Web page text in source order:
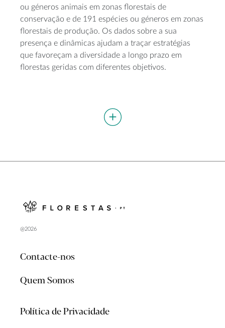
ou géneros animais em zonas florestais de
conservação e de 191 espécies ou géneros em zonas
florestais de produção. Os dados sobre a sua
presença e dinâmicas ajudam a traçar estratégias
que favoreçam a diversidade a longo prazo em
florestas geridas com diferentes objetivos.
@2026
Contacte-nos
Quem Somos
Política de Privacidade